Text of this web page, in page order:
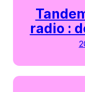
radio :